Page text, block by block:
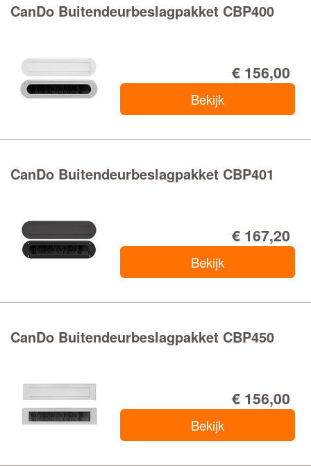
CanDo Buitendeurbeslagpakket CBP400
€ 156,00
Bekijk
CanDo Buitendeurbeslagpakket CBP401
€ 167,20
Bekijk
CanDo Buitendeurbeslagpakket CBP450
€ 156,00
Bekijk